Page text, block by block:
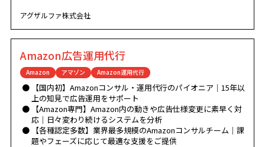
アグザルファ株式会社
Amazon広告運用代行
Amazon アマゾン Amazon運用代行
【国内初】Amazonコンサル・運用代行のパイオニア｜15年以
上の知見で広告運用をサポート
【Amazon専門】Amazon内の動きや広告仕様変更に素早く対
応｜日々変わり続けるシステムを分析
【各種認定多数】業界最多規模のAmazonコンサルチーム｜課
題やフェーズに応じて最適な支援をご提供